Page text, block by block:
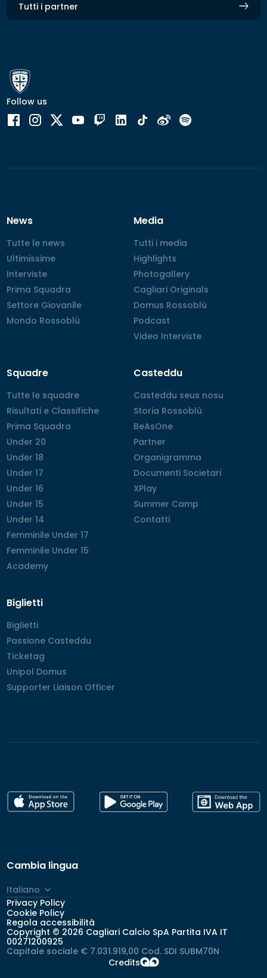
Tutti i partner
Follow us
News
Tutte le news
Tutte le news
Ultimissime
Ultimissime
Interviste
Interviste
Prima Squadra
Prima Squadra
Settore Giovanile
Settore Giovanile
Mondo Rossoblù
Mondo Rossoblù
Media
Tutti i media
Tutti i media
Highlights
Highlights
Photogallery
Photogallery
Cagliari Originals
Cagliari Originals
Domus Rossoblù
Domus Rossoblù
Podcast
Podcast
Video Interviste
Video Interviste
Squadre
Tutte le squadre
Tutte le squadre
Risultati e Classifiche
Risultati e Classifiche
Prima Squadra
Prima Squadra
Under 20
Under 20
Under 18
Under 18
Under 17
Under 17
Under 16
Under 16
Under 15
Under 15
Under 14
Under 14
Femminile Under 17
Femminile Under 17
Femminile Under 15
Femminile Under 15
Academy
Academy
Casteddu
Casteddu seus nosu
Casteddu seus nosu
Storia Rossoblù
Storia Rossoblù
BeAsOne
BeAsOne
Partner
Partner
Organigramma
Organigramma
Documenti Societari
Documenti Societari
XPlay
XPlay
Summer Camp
Summer Camp
Contatti
Contatti
Biglietti
Biglietti
Biglietti
Passione Casteddu
Passione Casteddu
Ticketag
Ticketag
Unipol Domus
Unipol Domus
Supporter Liaison Officer
Supporter Liaison Officer
Cambia lingua
Italiano
Privacy Policy
Cookie Policy
Regola accessibilità
Copyright © 2026 Cagliari Calcio SpA Partita IVA IT
00271200925
Capitale sociale € 7.031.919,00 Cod. SDI SUBM70N
Credits